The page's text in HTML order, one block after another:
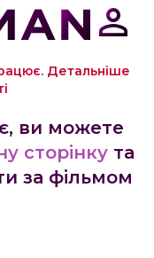
Детальніше
ви можете
сторінку та
за фільмом